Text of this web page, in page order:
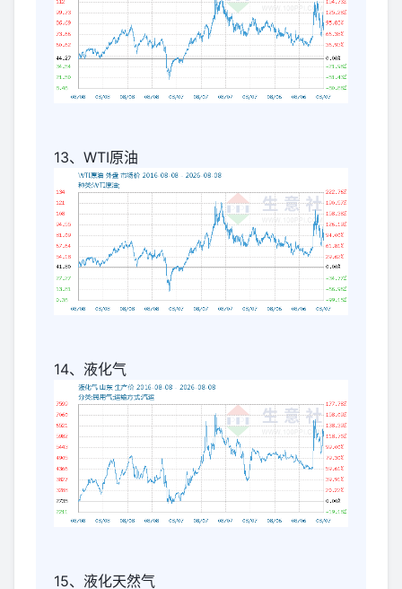
13、WTI原油
14、液化气
15、液化天然气